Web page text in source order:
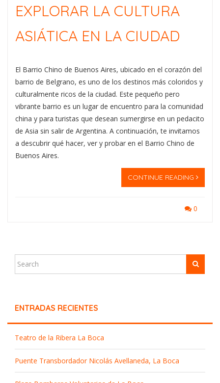
EXPLORAR LA CULTURA
ASIÁTICA EN LA CIUDAD
El Barrio Chino de Buenos Aires, ubicado en el corazón del
barrio de Belgrano, es uno de los destinos más coloridos y
culturalmente ricos de la ciudad. Este pequeño pero
vibrante barrio es un lugar de encuentro para la comunidad
china y para turistas que desean sumergirse en un pedacito
de Asia sin salir de Argentina. A continuación, te invitamos
a descubrir qué hacer, ver y probar en el Barrio Chino de
Buenos Aires.
CONTINUE READING
0
ENTRADAS RECIENTES
Teatro de la Ribera La Boca
Puente Transbordador Nicolás Avellaneda, La Boca